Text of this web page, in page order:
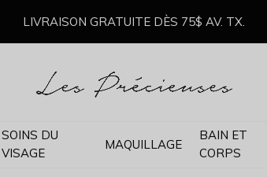
SOINS DU
VISAGE
MAQUILLAGE
BAIN ET
CORPS
LIVRAISON GRATUITE DÈS 75$ AV. TX.